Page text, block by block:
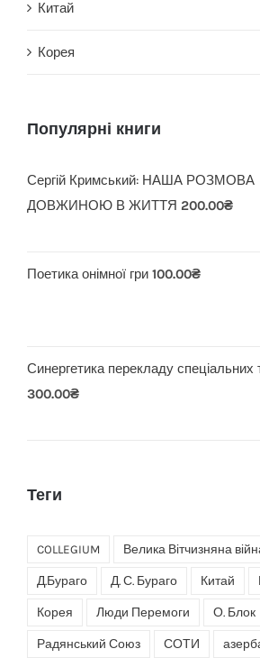
Китай
Корея
Популярні книги
Сергій Кримський: НАША РОЗМОВА
ДОВЖИНОЮ В ЖИТТЯ 200.00₴
Поетика онімної гри 100.00₴
Синергетика перекладу спеціальних
300.00₴
Теги
COLLEGIUM Велика Вітчизняна
Д.Бураго Д. С. Бураго Китай
Корея Люди Перемоги О. Блок
Радянський Союз СОТИ